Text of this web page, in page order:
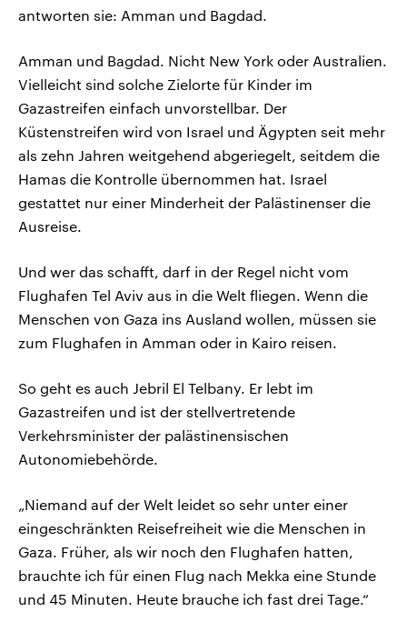
antworten sie: Amman und Bagdad.
Amman und Bagdad. Nicht New York oder Australien.
Vielleicht sind solche Zielorte für Kinder im
Gazastreifen einfach unvorstellbar. Der
Küstenstreifen wird von Israel und Ägypten seit mehr
als zehn Jahren weitgehend abgeriegelt, seitdem die
Hamas die Kontrolle übernommen hat. Israel
gestattet nur einer Minderheit der Palästinenser die
Ausreise.
Und wer das schafft, darf in der Regel nicht vom
Flughafen Tel Aviv aus in die Welt fliegen. Wenn die
Menschen von Gaza ins Ausland wollen, müssen sie
zum Flughafen in Amman oder in Kairo reisen.
So geht es auch Jebril El Telbany. Er lebt im
Gazastreifen und ist der stellvertretende
Verkehrsminister der palästinensischen
Autonomiebehörde.
„Niemand auf der Welt leidet so sehr unter einer
eingeschränkten Reisefreiheit wie die Menschen in
Gaza. Früher, als wir noch den Flughafen hatten,
brauchte ich für einen Flug nach Mekka eine Stunde
und 45 Minuten. Heute brauche ich fast drei Tage.“